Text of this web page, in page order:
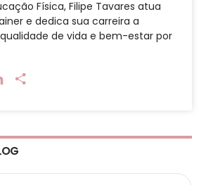
Física, Filipe Tavares atua
e dedica sua carreira a
de vida e bem-estar por
LinkedIn